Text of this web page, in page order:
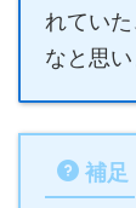
れてい
なと思い
補足